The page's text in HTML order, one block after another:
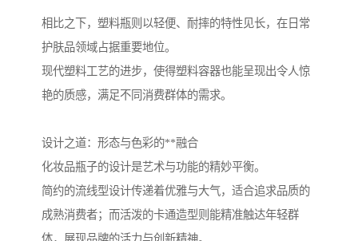
相比之下，塑料瓶则以轻便、耐摔的特性见长，在日常
护肤品领域占据重要地位。
现代塑料工艺的进步，使得塑料容器也能呈现出令人惊
艳的质感，满足不同消费群体的需求。
设计之道：形态与色彩的**融合
化妆品瓶子的设计是艺术与功能的精妙平衡。
简约的流线型设计传递着优雅与大气，适合追求品质的
成熟消费者；而活泼的卡通造型则能精准触达年轻群